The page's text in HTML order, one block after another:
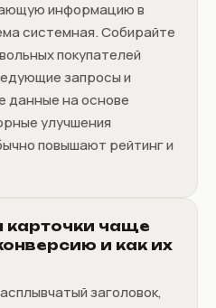
информацию в
системная. Собирайте
покупателей
запросы и
данные на основе
улучшения
повышают рейтинг и
карточки чаще
и как их
заголовок,